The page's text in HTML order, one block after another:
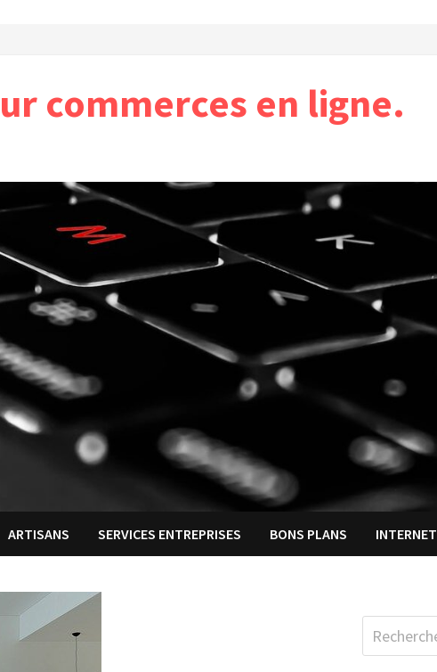
commerces en ligne.
ARTISANS SERVICES ENTREPRISES BONS PLANS INTERNET